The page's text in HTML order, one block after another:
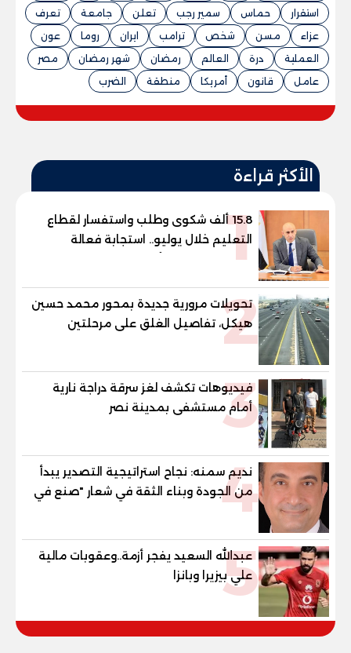
استقرار
حماس سمير رجب تعلن جامعة
تعرف
عزاء
مسن شخص ترامب ايران روما
عون
العملية
درة العالم رمضان شهر رمضان
مصر
عامل
قانون أمريكا منطقة الضرب
الأكثر قراءة
115.8 ألف شكوى وطلب واستفسار لقطاع
التعليم خلال يوليو.. استجابة فعالة
لشكاوى الطلاب وأولياء الأمور
2
تحويلات مرورية جديدة بمحور محمد حسين
هيكل، تفاصيل الغلق على مرحلتين
3
فيديوهات تكشف لغز سرقة دراجة نارية
أمام مستشفى بمدينة نصر
4
نديم سمنه: نجاح استراتيجية التصدير يبدأ
من الجودة وبناء الثقة في شعار "صنع في
مصر"
5
عبدالله السعيد يفجر أزمة..وعقوبات مالية
علي بيزيرا وبانزا